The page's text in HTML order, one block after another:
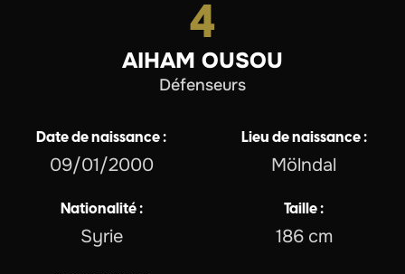
4
AIHAM OUSOU
défenseurs
Date de naissance :
09/01/2000
Lieu de naissance :
Mölndal
Nationalité :
Syrie
Taille :
186 cm